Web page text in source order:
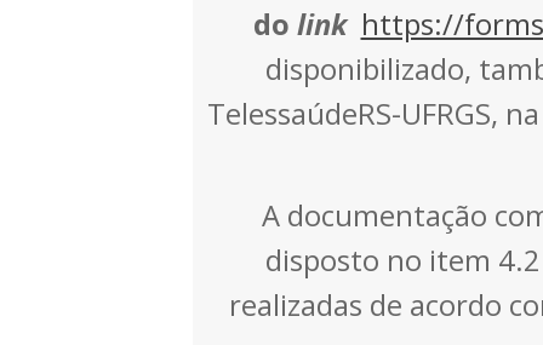
do link https://
disponibilizado,
TelessaúdeRS-UFRGS,
A documentação
disposto no item
realizadas de acordo